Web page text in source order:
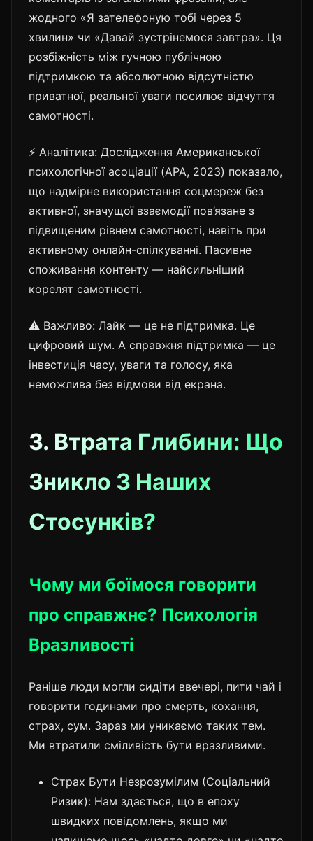
жодного «Я зателефоную тобі через 5
хвилин» чи «Давай зустрінемося завтра». Ця
розбіжність між гучною публічною
підтримкою та абсолютною відсутністю
приватної, реальної уваги посилює відчуття
самотності.
⚡ Аналітика: Дослідження Американської
психологічної асоціації (APA, 2023) показало,
що надмірне використання соцмереж без
активної, значущої взаємодії пов’язане з
підвищеним рівнем самотності, навіть при
активному онлайн-спілкуванні. Пасивне
споживання контенту — найсильніший
корелят самотності.
⚠️ Важливо: Лайк — це не підтримка. Це
цифровий шум. А справжня підтримка — це
інвестиція часу, уваги та голосу, яка
неможлива без відмови від екрана.
3. Втрата Глибини: Що
Зникло З Наших
Стосунків?
Чому ми боїмося говорити
про справжнє? Психологія
Вразливості
Раніше люди могли сидіти ввечері, пити чай і
говорити годинами про смерть, кохання,
страх, сум. Зараз ми уникаємо таких тем.
Ми втратили сміливість бути вразливими.
Страх Бути Незрозумілим (Соціальний
Ризик): Нам здається, що в епоху
швидких повідомлень, якщо ми